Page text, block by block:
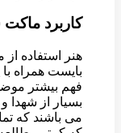
کاربرد
هنر استفاده
بایست همراه
فهم بیشتر
بسیار از شهدا
می باشند که